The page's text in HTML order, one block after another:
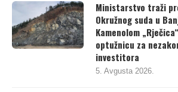
Ministarstvo traži
Okružnog suda u
Kamenolom
optužnicu za
investitora
5. Avgusta 2026.